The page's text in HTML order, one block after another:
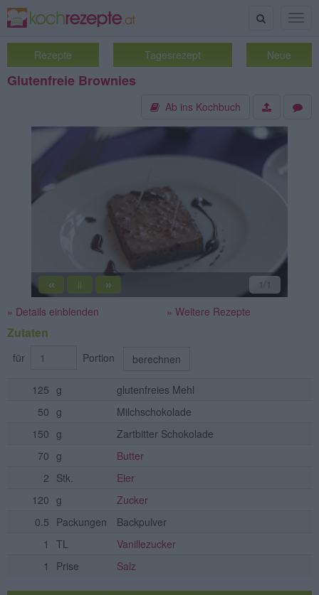
Suche
Rezepte Tagesrezept Neue
Glutenfreie Brownies
Ab ins Kochbuch
« || » 1/1
» Details einblenden » Weitere Rezepte
Zutaten
für Portion berechnen
125 g
glutenfreies Mehl
50 g
Milchschokolade
150 g
Zartbitter Schokolade
70 g
Butter
2 Stk.
Eier
120 g
Zucker
0.5 Packungen
Backpulver
1
TL
Vanillezucker
1
Prise Salz